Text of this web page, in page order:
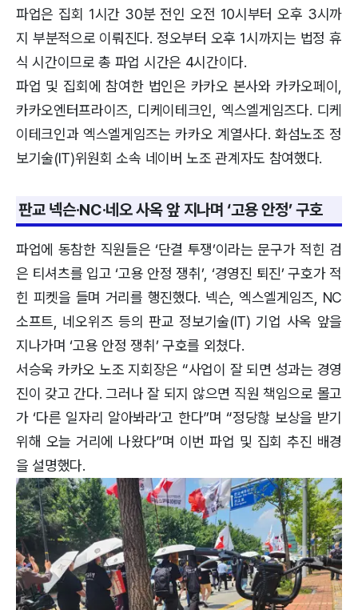
파업은 집회 1시간 30분 전인 오전 10시부터 오후 3시까
지 부분적으로 이뤄진다. 정오부터 오후 1시까지는 법정 휴
식 시간이므로 총 파업 시간은 4시간이다.
파업 및 집회에 참여한 법인은 카카오 본사와 카카오페이,
카카오엔터프라이즈, 디케이테크인, 엑스엘게임즈다. 디케
이테크인과 엑스엘게임즈는 카카오 계열사다. 화섬노조 정
보기술(IT)위원회 소속 네이버 노조 관계자도 참여했다.
판교 넥슨·NC·네오 사옥 앞 지나며 ‘고용 안정’ 구호
파업에 동참한 직원들은 ‘단결 투쟁’이라는 문구가 적힌 검
은 티셔츠를 입고 ‘고용 안정 쟁취’, ‘경영진 퇴진’ 구호가 적
힌 피켓을 들며 거리를 행진했다. 넥슨, 엑스엘게임즈, NC
소프트, 네오위즈 등의 판교 정보기술(IT) 기업 사옥 앞을
지나가며 ‘고용 안정 쟁취’ 구호를 외쳤다.
서승욱 카카오 노조 지회장은 “사업이 잘 되면 성과는 경영
진이 갖고 간다. 그러나 잘 되지 않으면 직원 책임으로 몰고
가 ‘다른 일자리 알아봐라’고 한다”며 “정당핞 보상을 받기
위해 오늘 거리에 나왔다”며 이번 파업 및 집회 추진 배경
을 설명했다.